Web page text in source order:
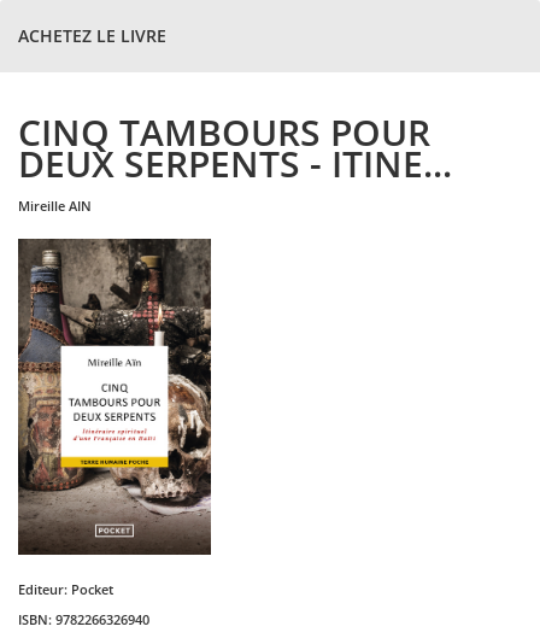
ACHETEZ LE LIVRE
CINQ TAMBOURS POUR
DEUX SERPENTS - ITINE...
mireille AIN
Editeur: Pocket
ISBN: 9782266326940